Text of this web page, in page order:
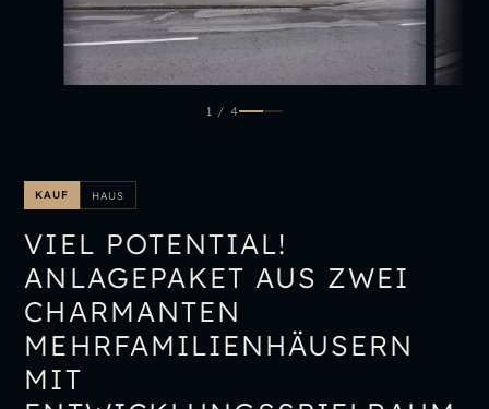
IMMOBILIE BEWERTEN
1 /4
KAUF HAUS
VIEL POTENTIAL!
ANLAGEPAKET AUS ZWEI
CHARMANTEN
MEHRFAMILIENHÄUSERN
MIT